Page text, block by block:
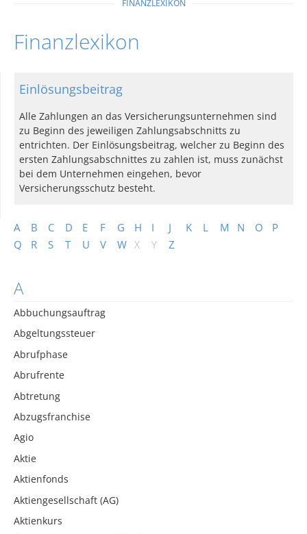
FINANZLEXIKON
Finanzlexikon
A B C D E F G H I J K L M N O
P
Q
R S T U V W X Y Z
A
Abbuchungsauftrag
Abgeltungssteuer
Abrufphase
Abrufrente
Abtretung
Abzugsfranchise
Agio
Aktie
Aktienfonds
Aktiengesellschaft (AG)
Aktienkurs
Einlösungsbeitrag
Alle Zahlungen an das Versicherungsunternehmen sind
zu Beginn des jeweiligen Zahlungsabschnitts zu
entrichten. Der Einlösungsbeitrag, welcher zu Beginn des
ersten Zahlungsabschnittes zu zahlen ist, muss zunächst
bei dem Unternehmen eingehen, bevor
Versicherungsschutz besteht.